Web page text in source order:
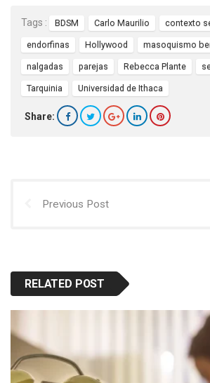
Tags : BDSM Carlo Maurilio contexto
endorfinas Hollywood masoquismo
nalgadas parejas Rebecca Plante
Tarquinia Universidad de Ithaca
Share:
Previous Post
RELATED POST